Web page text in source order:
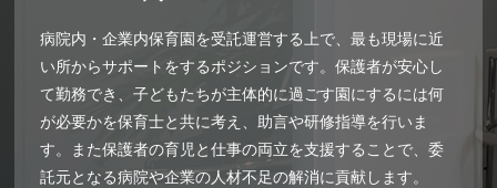
病院内・企業内保育園を受託運営する上で、最も現場に近
い所からサポートをするポジションです。保護者が安心し
て勤務でき、子どもたちが主体的に過ごす園にするには何
が必要かを保育士と共に考え、助言や研修指導を行いま
す。また保護者の育児と仕事の両立を支援することで、委
託元となる病院や企業の人材不足の解消に貢献します。